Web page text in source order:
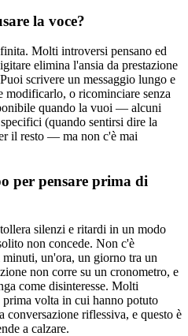
la voce?
Molti introversi pensano ed
elimina l'ansia da prestazione
scrivere un messaggio lungo e
modificarlo, o ricominciare senza
quando la vuoi — alcuni
(quando sentirsi dire la
il resto — ma non c'è mai
per pensare prima di
silenzi e ritardi in un modo
non concede. Non c'è
un'ora, un giorno tra un
non corre su un cronometro, e
come disinteresse. Molti
volta in cui hanno potuto
conversazione riflessiva, e questo è
a calzare.